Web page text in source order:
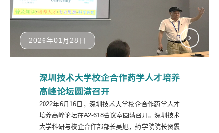
2026年01月28日
深圳技术大学校企合作药学人才培养
高峰论坛圆满召开
2022年6月16日，深圳技术大学校企合作药学人才
培养高峰论坛在A2-618会议室圆满召开。深圳技术
大学科研与校企合作部部长吴旭，药学院院长贺震